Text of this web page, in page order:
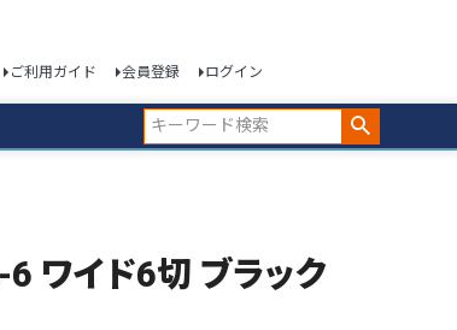
ご利用ガイド 会員登録 ログイン
ワイド6切 ブラック